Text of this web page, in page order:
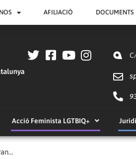
AFILIACIÓ DOCUMENTS
Acció Feminista LGTBIQ+